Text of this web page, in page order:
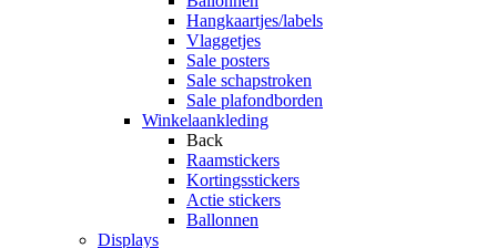
Hangkaartjes/labels
Vlaggetjes
Sale posters
Sale schapstroken
Sale plafondborden
Winkelaankleding
Back
Raamstickers
Kortingsstickers
Actie stickers
Ballonnen
Displays